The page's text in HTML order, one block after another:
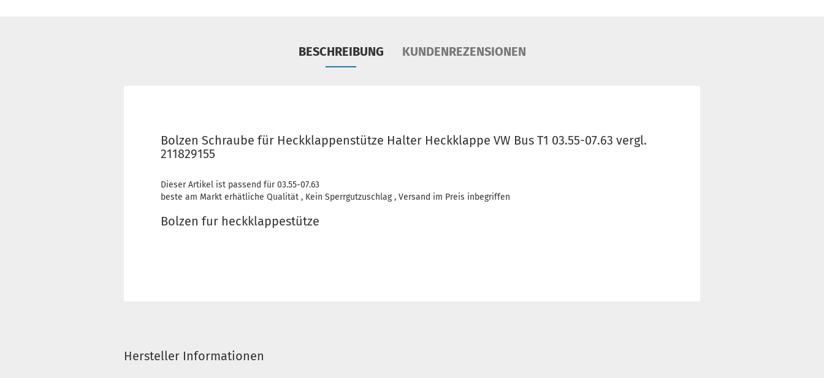
BESCHREIBUNG KUNDENREZENSIONEN
Bolzen Schraube für Heckklappenstütze Halter Heckklappe VW Bus T1 03.55-07.63 vergl.
211829155
Dieser Artikel ist passend für 03.55-07.63
beste am Markt erhätliche Qualität , Kein Sperrgutzuschlag , Versand im Preis inbegriffen
Bolzen fur heckklappestütze
Hersteller Informationen